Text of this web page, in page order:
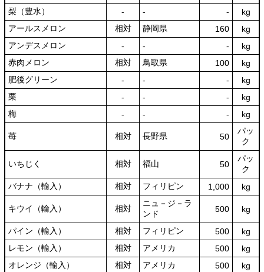
梨（豊水）
‐ ‐ ‐
kg
アールスメロン
相対 静岡県 160
kg
アンデスメロン
‐ ‐ ‐
kg
赤肉メロン
相対 鳥取県 100
kg
肥後グリーン
‐ ‐ ‐
kg
栗
‐ ‐ ‐
kg
梅
‐ ‐ ‐ kg
苺 相対 長野県 50
パッ
ク
いちじく 相対 福山 50
パッ
ク
バナナ（輸入）
相対 フィリピン 1,000 kg
キウイ（輸入） 相対
ニュ－ジ－ラ
ンド
500 kg
パイン（輸入） 相対 フィリピン 500
kg
レモン（輸入）
相対 アメリカ 500
kg
オレンジ（輸入）
相対 アメリカ 500 kg